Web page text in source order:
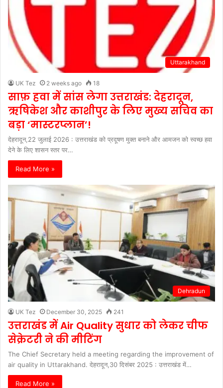
Uttarakhand
UK Tez 2 weeks ago 18
साफ़ हवा में सांस लेगा उत्तराखंड: देहरादून,
ऋषिकेश और काशीपुर के लिए मुख्य सचिव का
बड़ा ‘मास्टरप्लान’!
देहरादून,22 जुलाई 2026 : उत्तराखंड को प्रदूषण मुक्त बनाने और आमजन को स्वच्छ हवा
देने के लिए शासन स्तर पर…
Read More »
Dehradun
UK Tez December 30, 2025 241
उत्तराखंड में Air Quality सुधार को लेकर चीफ
सेक्रेटरी ने की मीटिंग
The Chief Secretary held a meeting regarding the improvement of
air quality in Uttarakhand. देहरादून,30 दिसंबर 2025 : उत्तराखंड में…
Read More »